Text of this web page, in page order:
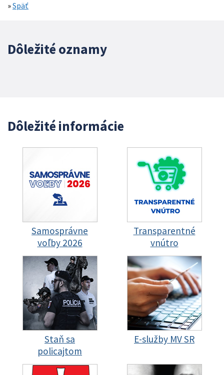
»Späť
Dôležité oznamy
Dôležité informácie
Samosprávne
voľby 2026
Transparentné
vnútro
Staň sa
policajtom
E-služby MV SR